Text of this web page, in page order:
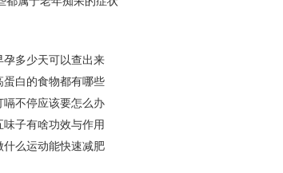
孕多少天可以查出来
蛋白的食物都有哪些
嗝不停应该要怎么办
味子有啥功效与作用
什么运动能快速减肥